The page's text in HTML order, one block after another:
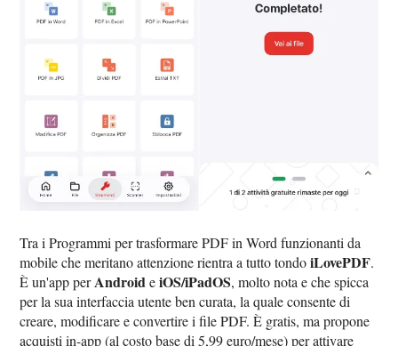
Tra i Programmi per trasformare PDF in Word funzionanti da
mobile che meritano attenzione rientra a tutto tondoiLovePDF.
È un'app perAndroideiOS/iPadOS, molto nota e che spicca
per la sua interfaccia utente ben curata, la quale consente di
creare, modificare e convertire i file PDF. È gratis, ma propone
acquisti in-app (al costo base di 5,99 euro/mese) per attivare